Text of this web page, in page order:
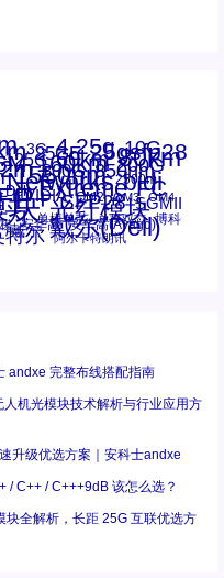
3G 4.25g 10G
25GE 25gsfp28
60km 80km
160km 200G
800G 850nm
1550nm 2500m
Networks bidi
Dell Extreme FC
NVIDIA OM2 OM3 OM4
SFP28 SGMII
块 光纤模块
单模单芯 单模双芯 博科
安华高 安华高(Avago)
戴尔 戴尔(Dell)
特尔 阿尔卡特朗讯
andxe 完整布线搭配指南
机光模块技术解析与行业应用方
升级优选方案｜安科士andxe
/ C++ / C+++9dB 该怎么选？
全解析，长距 25G 互联优选方